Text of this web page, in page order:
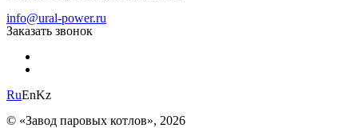
info@ural-power.ru
Заказать звонок
RuEnKz
© «Завод паровых котлов», 2026